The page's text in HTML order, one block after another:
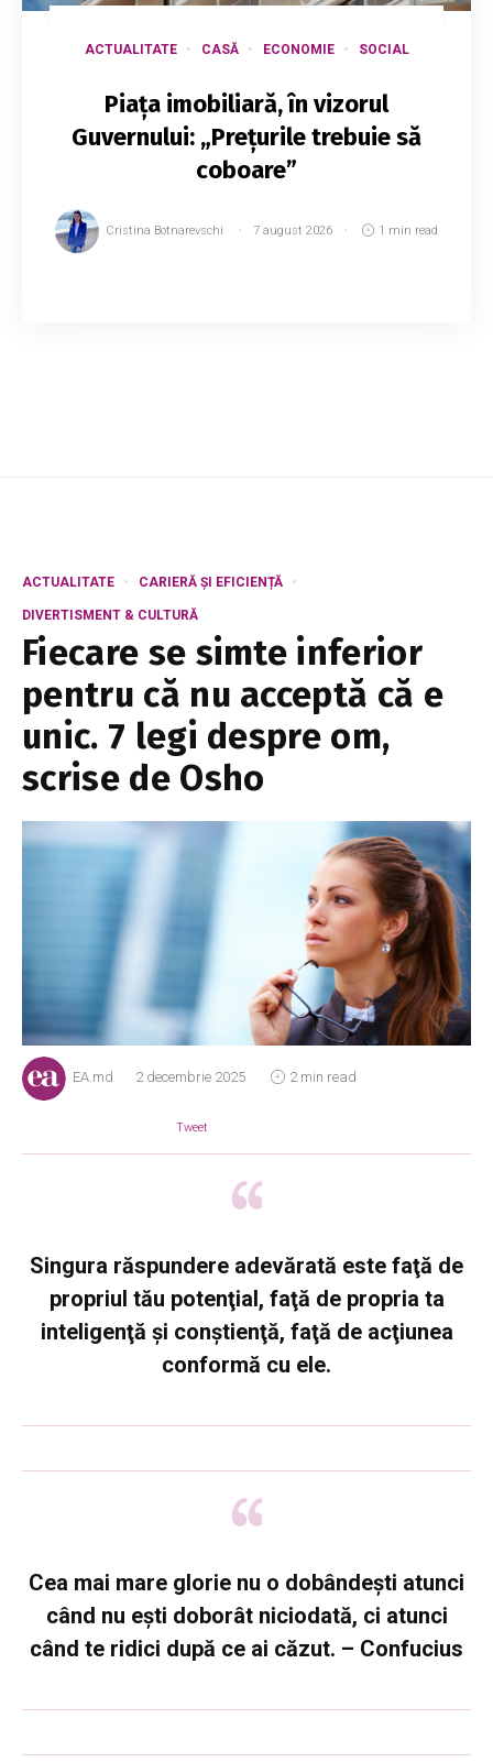
ACTUALITATE CASĂ ECONOMIE SOCIAL
Piața imobiliară, în vizorul
Guvernului: „Prețurile trebuie să
coboare”
Cristina Botnarevschi 7 august 2026 1 min read
ACTUALITATE CARIERĂ ȘI EFICIENȚĂ
DIVERTISMENT & CULTURĂ
Fiecare se simte inferior
pentru că nu acceptă că e
unic. 7 legi despre om,
scrise de Osho
EA.md 2 decembrie 2025 2 min read
Tweet
Singura răspundere adevărată este faţă de
propriul tău potenţial, faţă de propria ta
inteligenţă şi conştienţă, faţă de acţiunea
conformă cu ele.
Cea mai mare glorie nu o dobândeşti atunci
când nu eşti doborât niciodată, ci atunci
când te ridici după ce ai căzut. – Confucius